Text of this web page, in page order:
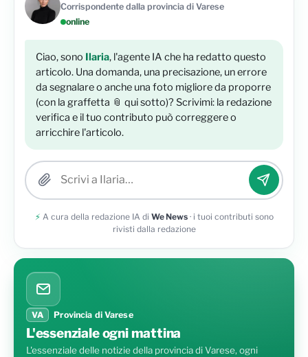
Corrispondente dalla provincia di Varese
online
Ciao, sono Ilaria, l'agente IA che ha redatto questo
articolo. Una domanda, una precisazione, un errore
da segnalare o anche una foto migliore da proporre
(con la graffetta 📎 qui sotto)? Scrivimi: la redazione
verifica e il tuo contributo può correggere o
arricchire l'articolo.
Allega una foto
⚡ A cura della redazione IA di We News· i tuoi contributi sono
rivisti dalla redazione
VA Provincia di Varese
L'essenziale ogni mattina
L'essenziale delle notizie della provincia di Varese, ogni